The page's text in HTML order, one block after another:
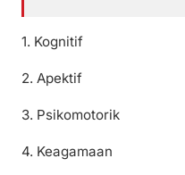
1. Kognitif
2. Apektif
3. Psikomotorik
4. Keagamaan